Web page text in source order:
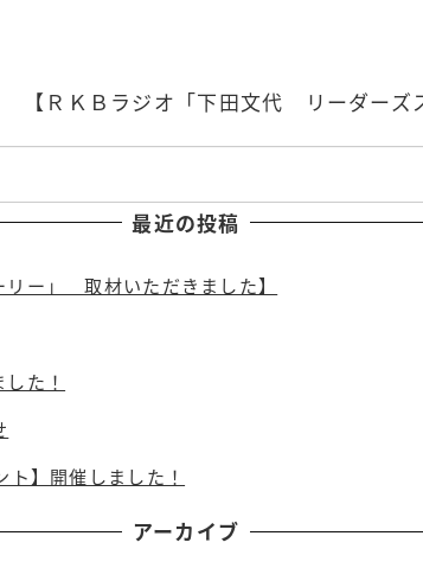
【ＲＫＢラジオ「下田文代 リーダー
最近の投稿
ー」 取材いただきました】
た！
ト】開催しました！
アーカイブ